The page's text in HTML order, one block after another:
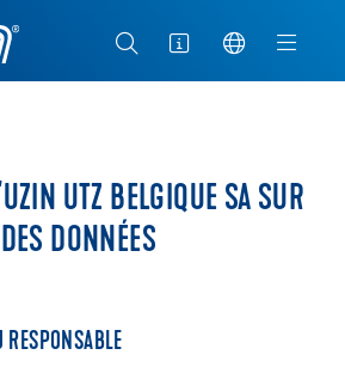
UTZ BELGIQUE SA SUR
DONNÉES
RESPONSABLE